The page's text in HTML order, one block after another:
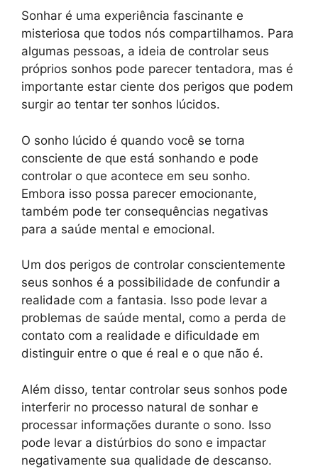
Sonhar é uma experiência fascinante e
misteriosa que todos nós compartilhamos. Para
algumas pessoas, a ideia de controlar seus
próprios sonhos pode parecer tentadora, mas é
importante estar ciente dos perigos que podem
surgir ao tentar ter sonhos lúcidos.
O sonho lúcido é quando você se torna
consciente de que está sonhando e pode
controlar o que acontece em seu sonho.
Embora isso possa parecer emocionante,
também pode ter consequências negativas
para a saúde mental e emocional.
Um dos perigos de controlar conscientemente
seus sonhos é a possibilidade de confundir a
realidade com a fantasia. Isso pode levar a
problemas de saúde mental, como a perda de
contato com a realidade e dificuldade em
distinguir entre o que é real e o que não é.
Além disso, tentar controlar seus sonhos pode
interferir no processo natural de sonhar e
processar informações durante o sono. Isso
pode levar a distúrbios do sono e impactar
negativamente sua qualidade de descanso.